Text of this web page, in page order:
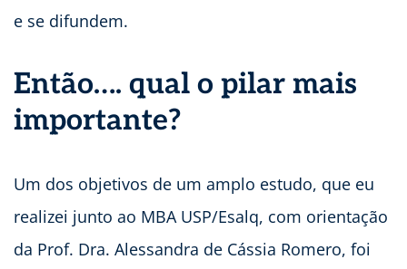
e se difundem.
Então…. qual o pilar mais
importante?
Um dos objetivos de um amplo estudo, que eu
realizei junto ao MBA USP/Esalq, com orientação
da Prof. Dra. Alessandra de Cássia Romero, foi